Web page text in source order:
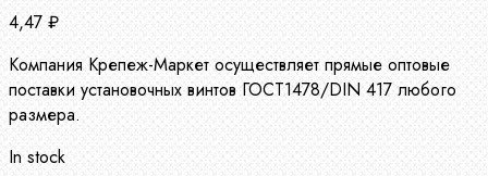
4,47 ₽
Компания Крепеж-Маркет осуществляет прямые оптовые
поставки установочных винтов ГОСТ1478/DIN 417 любого
размера.
In stock